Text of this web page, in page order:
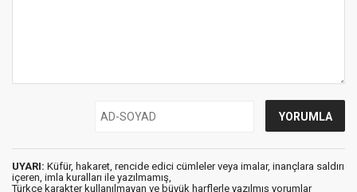
UYARI: Küfür, hakaret, rencide edici cümleler veya imalar, inançlara saldırı
içeren, imla kuralları ile yazılmamış,
Türkçe karakter kullanılmayan ve büyük harflerle yazılmış yorumlar